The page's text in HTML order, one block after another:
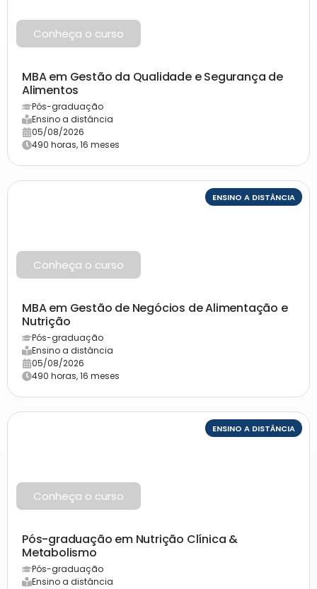
Conheça o curso
MBA em Gestão da Qualidade e Segurança de
Alimentos
Pós-graduação
Ensino a distância
05/08/2026
490 horas, 16 meses
Conheça o curso
ENSINO A DISTÂNCIA
MBA em Gestão de Negócios de Alimentação e
Nutrição
Pós-graduação
Ensino a distância
05/08/2026
490 horas, 16 meses
Conheça o curso
ENSINO A DISTÂNCIA
Pós-graduação em Nutrição Clínica &
Metabolismo
Pós-graduação
Ensino a distância